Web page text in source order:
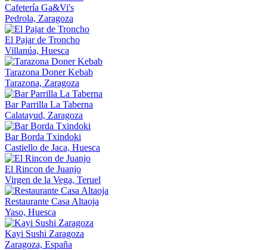
Cafetería Ga&Vi's
Pedrola, Zaragoza
El Pajar de Troncho
Villanúa, Huesca
Tarazona Doner Kebab
Tarazona, Zaragoza
Bar Parrilla La Taberna
Calatayud, Zaragoza
Bar Borda Txindoki
Castiello de Jaca, Huesca
El Rincon de Juanjo
Virgen de la Vega, Teruel
Restaurante Casa Altaoja
Yaso, Huesca
Kayi Sushi Zaragoza
Zaragoza, España